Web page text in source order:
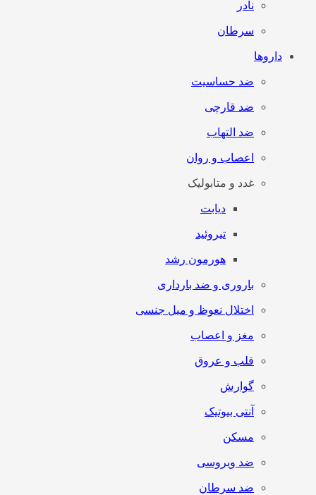
نادر
سرطان
داروها
ضد حساسیت
ضد قارچی
ضد التهاب
اعصاب و روان
غدد و متابولیک
دیابت
تیروئید
هورمون رشد
باروری و ضد بارداری
اختلال نعوظ و میل جنسی
مغز و اعصاب
قلب و عروق
گوارش
آنتی‌ بیوتیک
مسکن
ضد ویروسی
ضد سرطان